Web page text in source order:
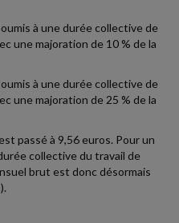
à une durée collective de
une majoration de 10 % de la
à une durée collective de
une majoration de 25 % de la
passé à 9,56 euros. Pour un
collective du travail de
brut est donc désormais